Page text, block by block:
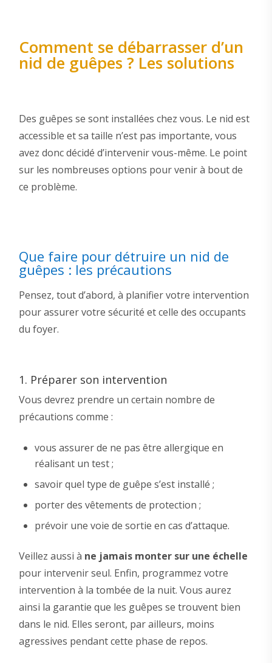
Comment se débarrasser d’un
nid de guêpes ? Les solutions
Des guêpes se sont installées chez vous. Le nid est
accessible et sa taille n’est pas importante, vous
avez donc décidé d’intervenir vous-même. Le point
sur les nombreuses options pour venir à bout de
ce problème.
Que faire pour détruire un nid de
guêpes : les précautions
Pensez, tout d’abord, à planifier votre intervention
pour assurer votre sécurité et celle des occupants
du foyer.
1. Préparer son intervention
Vous devrez prendre un certain nombre de
précautions comme :
vous assurer de ne pas être allergique en
réalisant un test ;
savoir quel type de guêpe s’est installé ;
porter des vêtements de protection ;
prévoir une voie de sortie en cas d’attaque.
Veillez aussi à ne jamais monter sur une échelle
pour intervenir seul. Enfin, programmez votre
intervention à la tombée de la nuit. Vous aurez
ainsi la garantie que les guêpes se trouvent bien
dans le nid. Elles seront, par ailleurs, moins
agressives pendant cette phase de repos.